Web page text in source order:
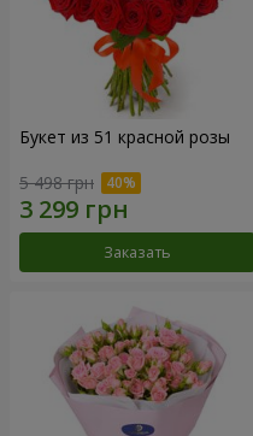
Букет из 51 красной розы
5 498 грн
Заказать